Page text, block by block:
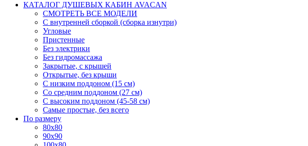
КАТАЛОГ ДУШЕВЫХ КАБИН AVACAN
СМОТРЕТЬ ВСЕ МОДЕЛИ
С внутренней сборкой (сборка изнутри)
Угловые
Пристенные
Без электрики
Без гидромассажа
Закрытые, с крышей
Открытые, без крыши
С низким поддоном (15 см)
Со средним поддоном (27 см)
С высоким поддоном (45-58 см)
Самые простые, без всего
По размеру
80x80
90x90